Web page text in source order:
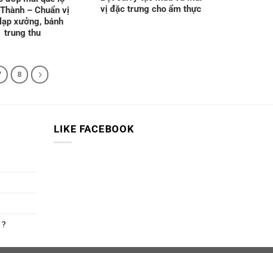
– Chuẩn vị
xưởng, bánh
trung thu
vị đặc trưng cho ẩm thực
8
LIKE FACEBOOK